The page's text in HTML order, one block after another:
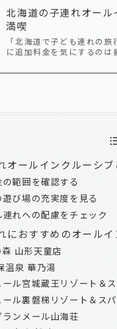
北海道の子連れオー
満喫
「北海道で子ども連れの
に追加料金を気にするの
オールインクルーシ
範囲を確認する
び場の充実度を見る
れへの配慮をチェック
におすすめのオール
山形天童店
温泉 華乃湯
ール宮城蔵王リゾート＆
ール裏磐梯リゾート＆スパ
ンメール山海荘